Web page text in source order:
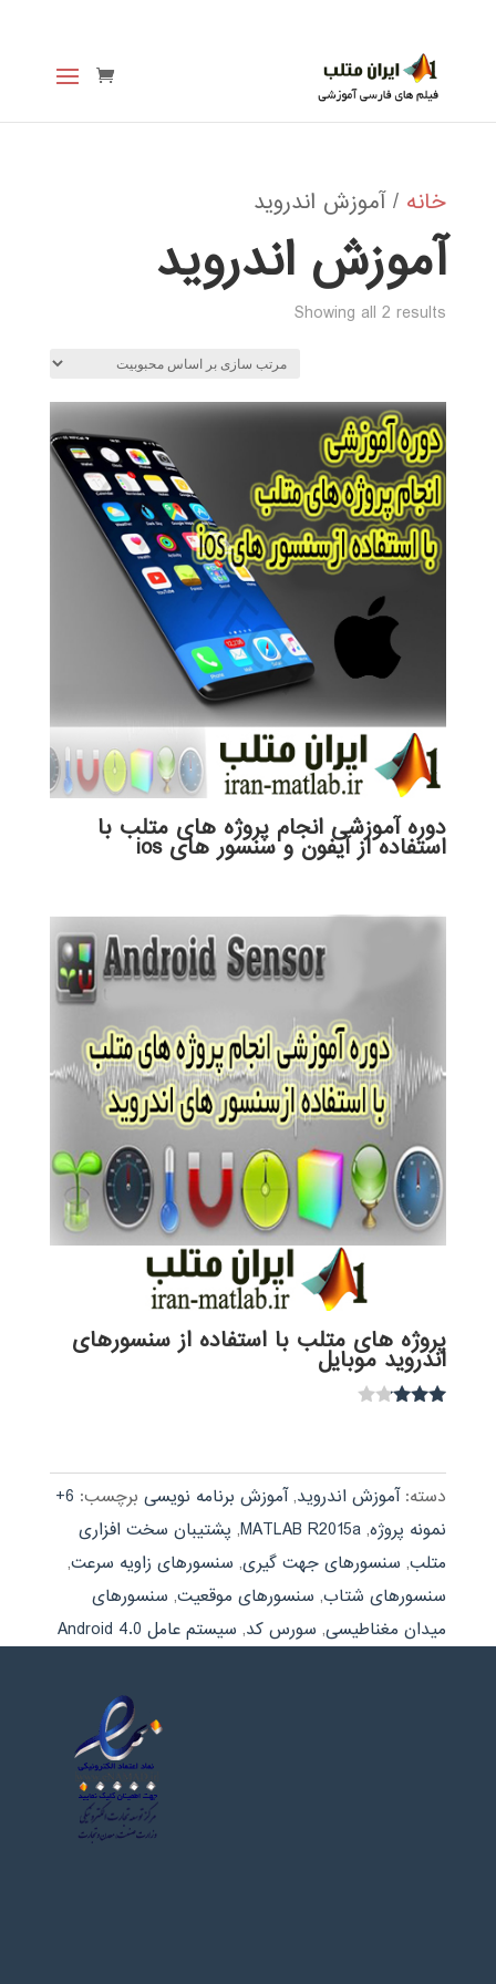
خانه / آموزش اندروید
آموزش اندروید
Showing all 2 results
Sorted
دوره آموزشی انجام پروژه های متلب با
استفاده از آیفون و سنسور های ios
پروژه های متلب با استفاده از سنسورهای
اندروید موبایل
دسته:آموزش اندروید,آموزش برنامه نویسی برچسب: 6+
نمونه پروژه,
MATLAB R2015a
, پشتیبان سخت افزاری
متلب, سنسورهای جهت گیری, سنسورهای زاویه سرعت,
سنسورهای شتاب, سنسورهای موقعیت, سنسورهای
میدان مغناطیسی, سورس کد, سیستم عامل Android 4.0